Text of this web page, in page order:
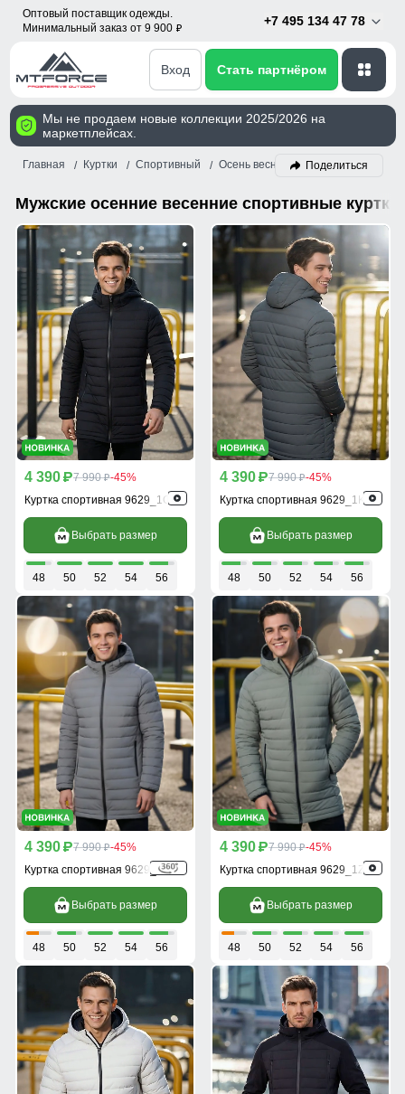
Оптовый поставщик одежды.
Минимальный заказ от 9 900 p
+7 495 134 47 78
Вход Стать партнёром
Мы не продаем новые коллекции 2025/2026 на
маркетплейсах.
Главная Куртки Спортивный Осень весна Мужской
Поделиться
Мужские осенние весенние спортивные куртки
4 390 p7 990 p-45%
Куртка спортивная 9629_1Ch
Выбрать размер
48 50 52 54 56
4 390 p7 990 p-45%
Куртка спортивная 9629_1Kh
Выбрать размер
48 50 52 54 56
4 390 p7 990 p-45%
Куртка спортивная 9629_1Sr
Выбрать размер
48 50 52 54 56
4 390 p7 990 p-45%
Куртка спортивная 9629_1Z
Выбрать размер
48 50 52 54 56